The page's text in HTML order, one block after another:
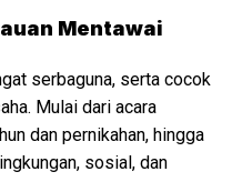
Mentawai
serbaguna, serta cocok
Mulai dari acara
dan pernikahan, hingga
sosial, dan